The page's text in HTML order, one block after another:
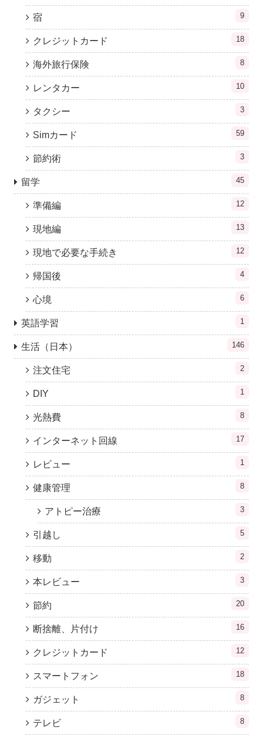
宿 9
クレジットカード 18
海外旅行保険 8
レンタカー 10
タクシー 3
Simカード 59
節約術 3
留学 45
準備編 12
現地編 13
現地で必要な手続き 12
帰国後 4
心境 6
英語学習 1
生活（日本） 146
注文住宅 2
DIY 1
光熱費 8
インターネット回線 17
レビュー 1
健康管理 8
アトピー治療 3
引越し 5
移動 2
本レビュー 3
節約 20
断捨離、片付け 16
クレジットカード 12
スマートフォン 18
ガジェット 8
テレビ 8